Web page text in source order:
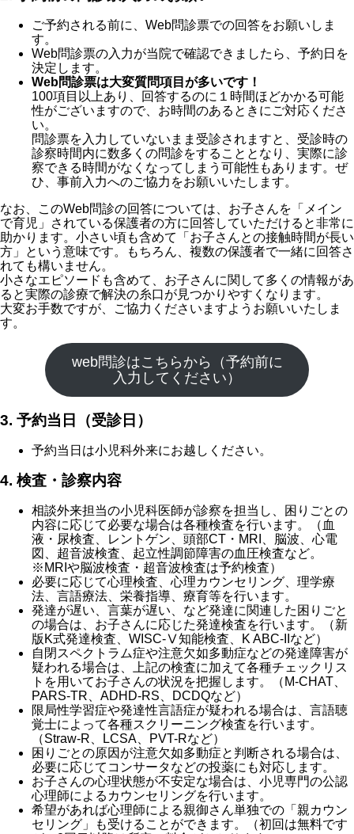
ご予約される前に、Web問診票での回答をお願いしま
す。
Web問診票の入力が当院で確認できましたら、予約日を
決定します。
Web問診票は大変質問項目が多いです！
100項目以上あり、回答するのに１時間ほどかかる可能
性がございますので、お時間のあるときにご対応くださ
い。
問診票を入力していないまま受診されますと、受診時の
診察時間内に数多くの問診をすることとなり、実際に診
察できる時間がなくなってしまう可能性もあります。ぜ
ひ、事前入力へのご協力をお願いいたします。
なお、このWeb問診の回答については、お子さんを「メイン
で育児」されている保護者の方に回答していただけると非常に
助かります。小さい頃も含めて「お子さんとの接触時間が長い
方」という意味です。もちろん、複数の保護者で一緒に回答さ
れても構いません。
小さなエピソードも含めて、お子さんに関して多くの情報があ
ると実際の診療で解決の糸口が見つかりやすくなります。
大変お手数ですが、ご協力くださいますようお願いいたしま
す。
web問診はこちらから（予約前に
入力してください）
3. 予約当日（受診日）
予約当日は小児科外来にお越しください。
4. 検査・診察内容
相談外来担当の小児科医師が診察を担当し、困りごとの
内容に応じて必要な場合は各種検査を行います。（血
液・尿検査、レントゲン、頭部CT・MRI、脳波、心電
図、超音波検査、起立性調節障害の血圧検査など。
※MRIや脳波検査・超音波検査は予約検査）
必要に応じて心理検査、心理カウンセリング、理学療
法、言語療法、栄養指導、療育等を行います。
発達が遅い、言葉が遅い、など発達に関連した困りごと
の場合は、お子さんに応じた発達検査を行います。（新
版K式発達検査、WISC-Ⅴ知能検査、K ABC-IIなど）
自閉スペクトラム症や注意欠如多動症などの発達障害が
疑われる場合は、上記の検査に加えて各種チェックリス
トを用いてお子さんの状況を把握します。（M-CHAT、
PARS-TR、ADHD-RS、DCDQなど）
限局性学習症や発達性言語症が疑われる場合は、言語聴
覚士によって各種スクリーニング検査を行います。
（Straw-R、LCSA、PVT-Rなど）
困りごとの原因が注意欠如多動症と判断される場合は、
必要に応じてコンサータなどの投薬にも対応します。
お子さんの心理状態が不安定な場合は、小児専門の公認
心理師によるカウンセリングを行います。
希望があれば心理師による親御さん単独での「親カウン
セリング」も受けることができます。（初回は無料です